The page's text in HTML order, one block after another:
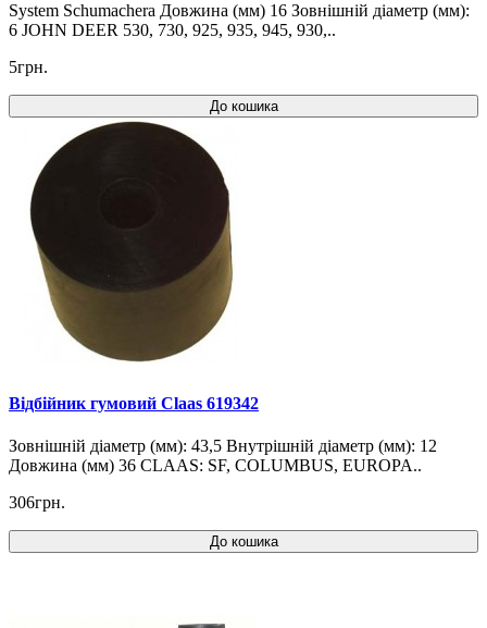
System Schumachera Довжина (мм) 16 Зовнішній діаметр (мм):
6 JOHN DEER 530, 730, 925, 935, 945, 930,..
5грн.
До кошика
Відбійник гумовий Claas 619342
Зовнішній діаметр (мм): 43,5 Внутрішній діаметр (мм): 12
Довжина (мм) 36 CLAAS: SF, COLUMBUS, EUROPA..
306грн.
До кошика